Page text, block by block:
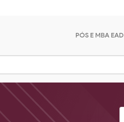
PÓS E MBA EAD